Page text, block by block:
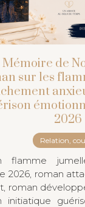
Mémoire de
sur les
2026
Relation,
flamme
2026, roman
roman
initiatique